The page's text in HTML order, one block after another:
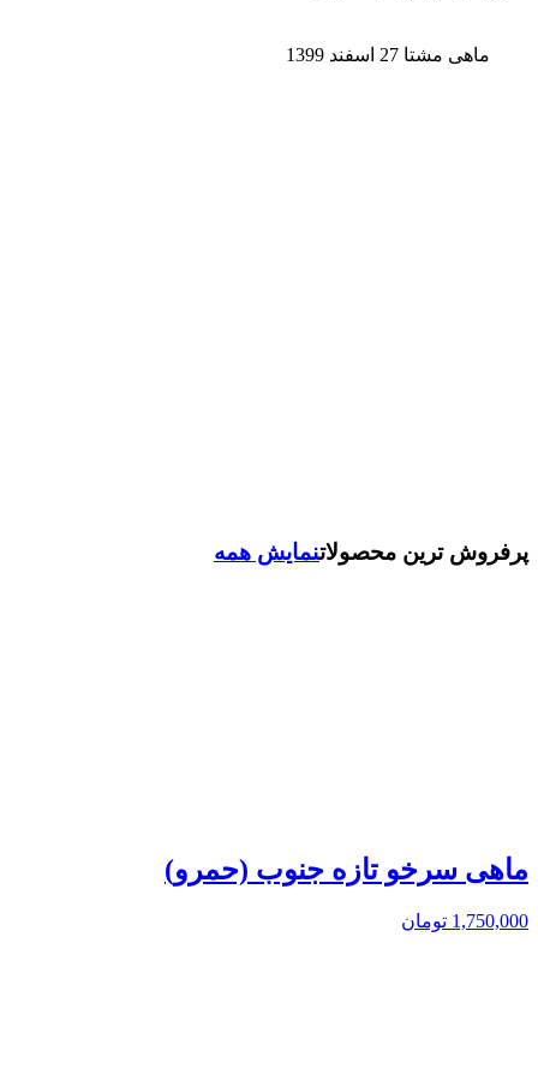
ماهی مشتا 27 اسفند 1399
پرفروش ترین محصولاتنمایش همه
ماهی سرخو تازه جنوب (حمرو)
1,750,000 تومان